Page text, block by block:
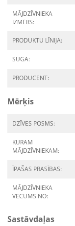
MĀJDZĪVNIEKA
IZMĒRS:
PRODUKTU LĪNIJA:
SUGA:
PRODUCENT:
Mērķis
DZĪVES POSMS:
KURAM
MĀJDZĪVNIEKAM:
ĪPAŠAS PRASĪBAS:
MĀJDZĪVNIEKA
VECUMS NO:
Sastāvdaļas